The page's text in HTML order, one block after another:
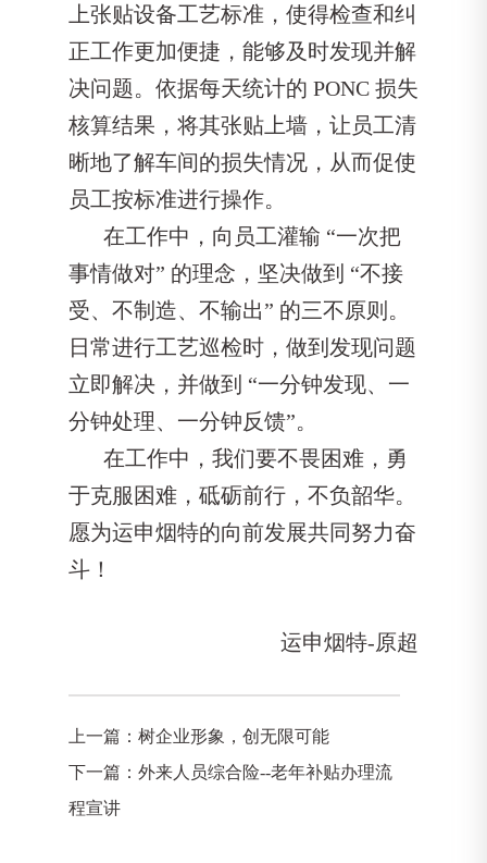
上张贴设备工艺标准，使得检查和纠
正工作更加便捷，能够及时发现并解
决问题。依据每天统计的 PONC 损失
核算结果，将其张贴上墙，让员工清
晰地了解车间的损失情况，从而促使
员工按标准进行操作。
在工作中，向员工灌输 “一次把
事情做对” 的理念，坚决做到 “不接
受、不制造、不输出” 的三不原则。
日常进行工艺巡检时，做到发现问题
立即解决，并做到 “一分钟发现、一
分钟处理、一分钟反馈”。
在工作中，我们要不畏困难，勇
于克服困难，砥砺前行，不负韶华。
愿为运申烟特的向前发展共同努力奋
斗！
运申烟特-原超
上一篇： 树企业形象，创无限可能
下一篇： 外来人员综合险--老年补贴办理流
程宣讲